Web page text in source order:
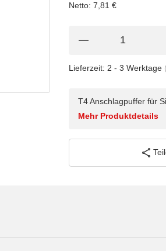
Netto: 7,81 €
Lieferzeit: 2 - 3 Werktage
T4 Anschlagpuffer für
Mehr Produktdetails